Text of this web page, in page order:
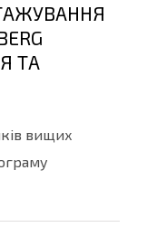
ТА
вищих